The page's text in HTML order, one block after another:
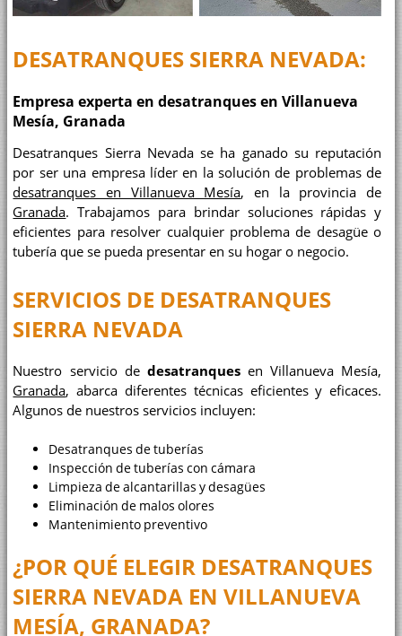
DESATRANQUES SIERRA NEVADA:
Empresa experta en desatranques en Villanueva
Mesía, Granada
Desatranques Sierra Nevada se ha ganado su reputación
por ser una empresa líder en la solución de problemas de
desatranques en Villanueva Mesía, en la provincia de
Granada. Trabajamos para brindar soluciones rápidas y
eficientes para resolver cualquier problema de desagüe o
tubería que se pueda presentar en su hogar o negocio.
SERVICIOS DE DESATRANQUES
SIERRA NEVADA
Nuestro servicio de desatranquesen Villanueva Mesía,
Granada, abarca diferentes técnicas eficientes y eficaces.
Algunos de nuestros servicios incluyen:
Desatranques de tuberías
Inspección de tuberías con cámara
Limpieza de alcantarillas y desagües
Eliminación de malos olores
Mantenimiento preventivo
¿POR QUÉ ELEGIR DESATRANQUES
SIERRA NEVADA EN VILLANUEVA
MESÍA, GRANADA?